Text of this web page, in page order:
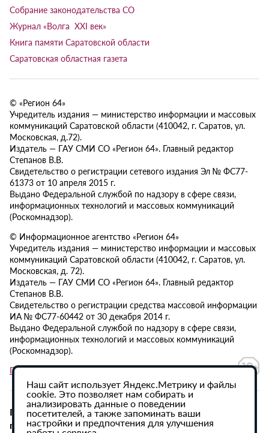
Собрание законодательства СО
Журнал «Волга XXI век»
Книга памяти Саратовской области
Саратовская областная газета
© «Регион 64»
Учредитель издания — министерство информации и массовых
коммуникаций Саратовской области (410042, г. Саратов, ул.
Московская, д.72).
Издатель — ГАУ СМИ СО «Регион 64». Главный редактор
Степанов В.В.
Свидетельство о регистрации сетевого издания Эл № ФС77-
61373 от 10 апреля 2015 г.
Выдано Федеральной службой по надзору в сфере связи,
информационных технологий и массовых коммуникаций
(Роскомнадзор).
© Информационное агентство «Регион 64»
Учредитель издания — министерство информации и массовых
коммуникаций Саратовской области (410042, г. Саратов, ул.
Московская, д. 72).
Издатель — ГАУ СМИ СО «Регион 64». Главный редактор
Степанов В.В.
Свидетельство о регистрации средства массовой информации
ИА № ФС77-60442 от 30 декабря 2014 г.
Выдано Федеральной службой по надзору в сфере связи,
информационных технологий и массовых коммуникаций
(Роскомнадзор).
Политика в отношении обработки персональных данных
При использовании материалов сайта активная
гиперссылка на ИА «Регион 64» обязательна.
Наш сайт использует Яндекс.Метрику и файлы
cookie. Это позволяет нам собирать и
анализировать данные о поведении
посетителей, а также запоминать ваши
настройки и предпочтения для улучшения